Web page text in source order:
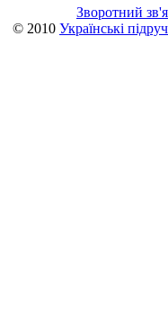
Зворотний
© 2010 Українські